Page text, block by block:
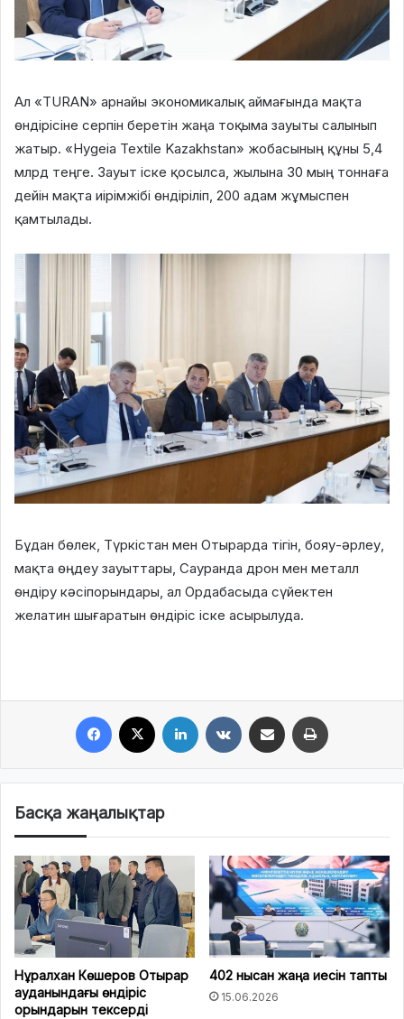
Ал «TURAN» арнайы экономикалық аймағында мақта
өндірісіне серпін беретін жаңа тоқыма зауыты салынып
жатыр. «Hygeia Textile Kazakhstan» жобасының құны 5,4
млрд теңге. Зауыт іске қосылса, жылына 30 мың тоннаға
дейін мақта иірімжібі өндіріліп, 200 адам жұмыспен
қамтылады.
Бұдан бөлек, Түркістан мен Отырарда тігін, бояу-әрлеу,
мақта өңдеу зауыттары, Сауранда дрон мен металл
өндіру кәсіпорындары, ал Ордабасыда сүйектен
желатин шығаратын өндіріс іске асырылуда.
Басқа жаңалықтар
Нұралхан Көшеров Отырар
ауданындағы өндіріс
орындарын тексерді
402 нысан жаңа иесін тапты
15.06.2026